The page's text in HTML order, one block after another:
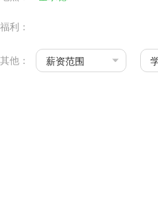
福利：
其他： 薪资范围